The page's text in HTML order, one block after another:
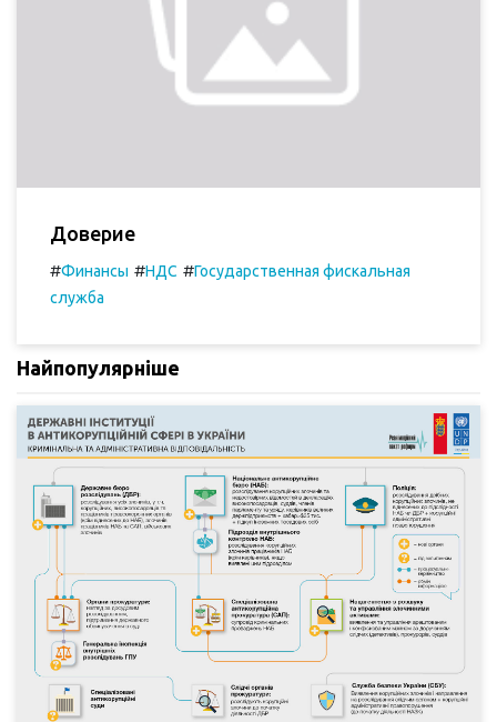
Доверие
#Финансы #НДС #Государственная фискальная
служба
Найпопулярніше